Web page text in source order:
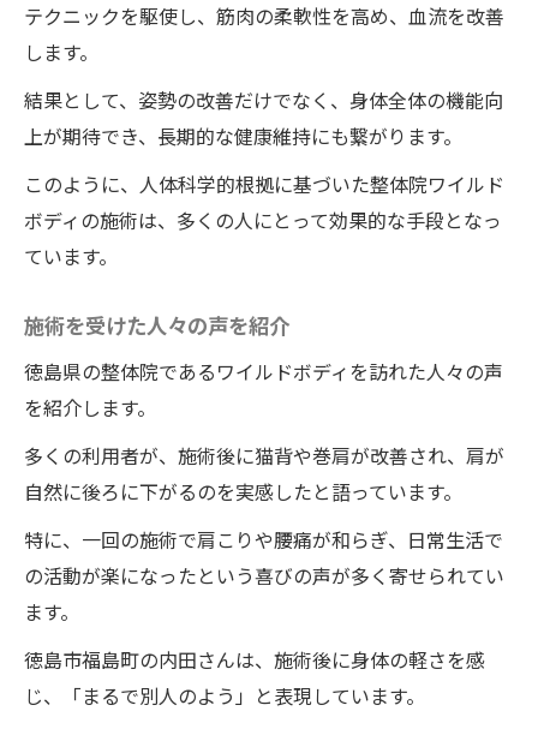
テクニックを駆使し、筋肉の柔軟性を高め、血流を改善
します。
結果として、姿勢の改善だけでなく、身体全体の機能向
上が期待でき、長期的な健康維持にも繋がります。
このように、人体科学的根拠に基づいた整体院ワイルド
ボディの施術は、多くの人にとって効果的な手段となっ
ています。
施術を受けた人々の声を紹介
徳島県の整体院であるワイルドボディを訪れた人々の声
を紹介します。
多くの利用者が、施術後に猫背や巻肩が改善され、肩が
自然に後ろに下がるのを実感したと語っています。
特に、一回の施術で肩こりや腰痛が和らぎ、日常生活で
の活動が楽になったという喜びの声が多く寄せられてい
ます。
徳島市福島町の内田さんは、施術後に身体の軽さを感
じ、「まるで別人のよう」と表現しています。